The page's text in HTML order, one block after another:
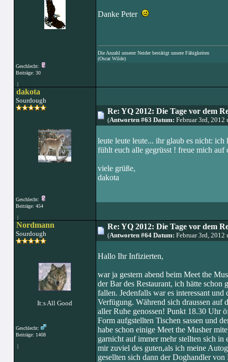
Geschlecht:
Beiträge: 30
|
Danke Peter
Die Anzahl unserer Neider bestätigt unsere Fähigkeiten
(Oscar Wilde)
dakota
Sourdough
Geschlecht:
Beiträge: 454
|
Re: YQ 2012: Die Tage vor dem
(Antworten #63 Datum: Februar 3rd, 2012
leute leute leute... ihr glaub es nicht: ich
fühlt euch alle gegrüsst ! freue mich auf
viele grüße,
dakota
Nordmann
Sourdough
It:s All Good
Geschlecht:
Beiträge: 1408
|
Re: YQ 2012: Die Tage vor dem
(Antworten #64 Datum: Februar 3rd, 2012
Hallo Ihr Infizierten,
war ja gestern abend beim Meet the
der Bar des Restaurant, ich hätte
fallen. Jedenfalls war es interessant
Verfügung. Während sich draussen auf
aller Ruhe genossen! Punkt 18.30 Uhr
Form aufgstellten Tischen sassen und
habe schon einige Meet the Musher
garnicht auf immer mehr stellten sich
mir zuviel des guten,als ich meine
gesellten sich dann der Doghandler